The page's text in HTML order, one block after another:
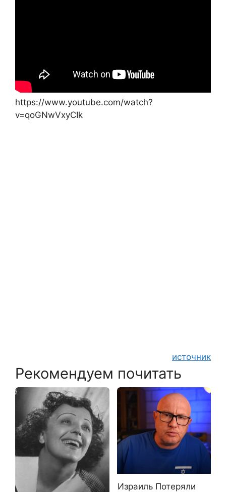
https://www.youtube.com/watch?
v=qoGNwVxyCIk
источник
Рекомендуем почитать
Израиль Потеряли